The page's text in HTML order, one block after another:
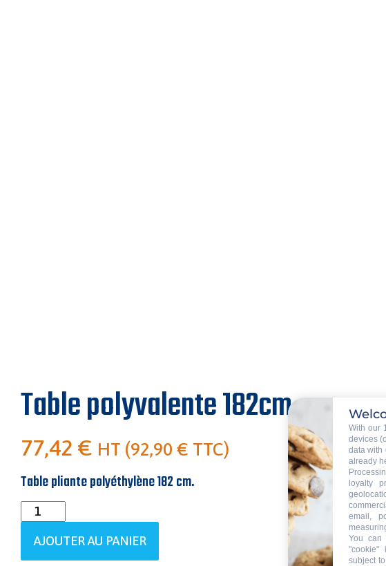
Table polyvalente 182cm
77,42 € HT (92,90 € TTC)
Table pliante polyéthylène 182 cm.
quantité
de
Table
polyvalente
AJOUTER AU PANIER
With our
devices
data with
already
loyalty
email,
You can
"cookie"
subject